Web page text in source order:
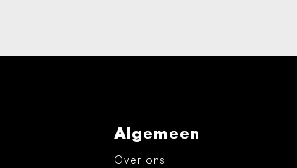
Algemeen
Over ons